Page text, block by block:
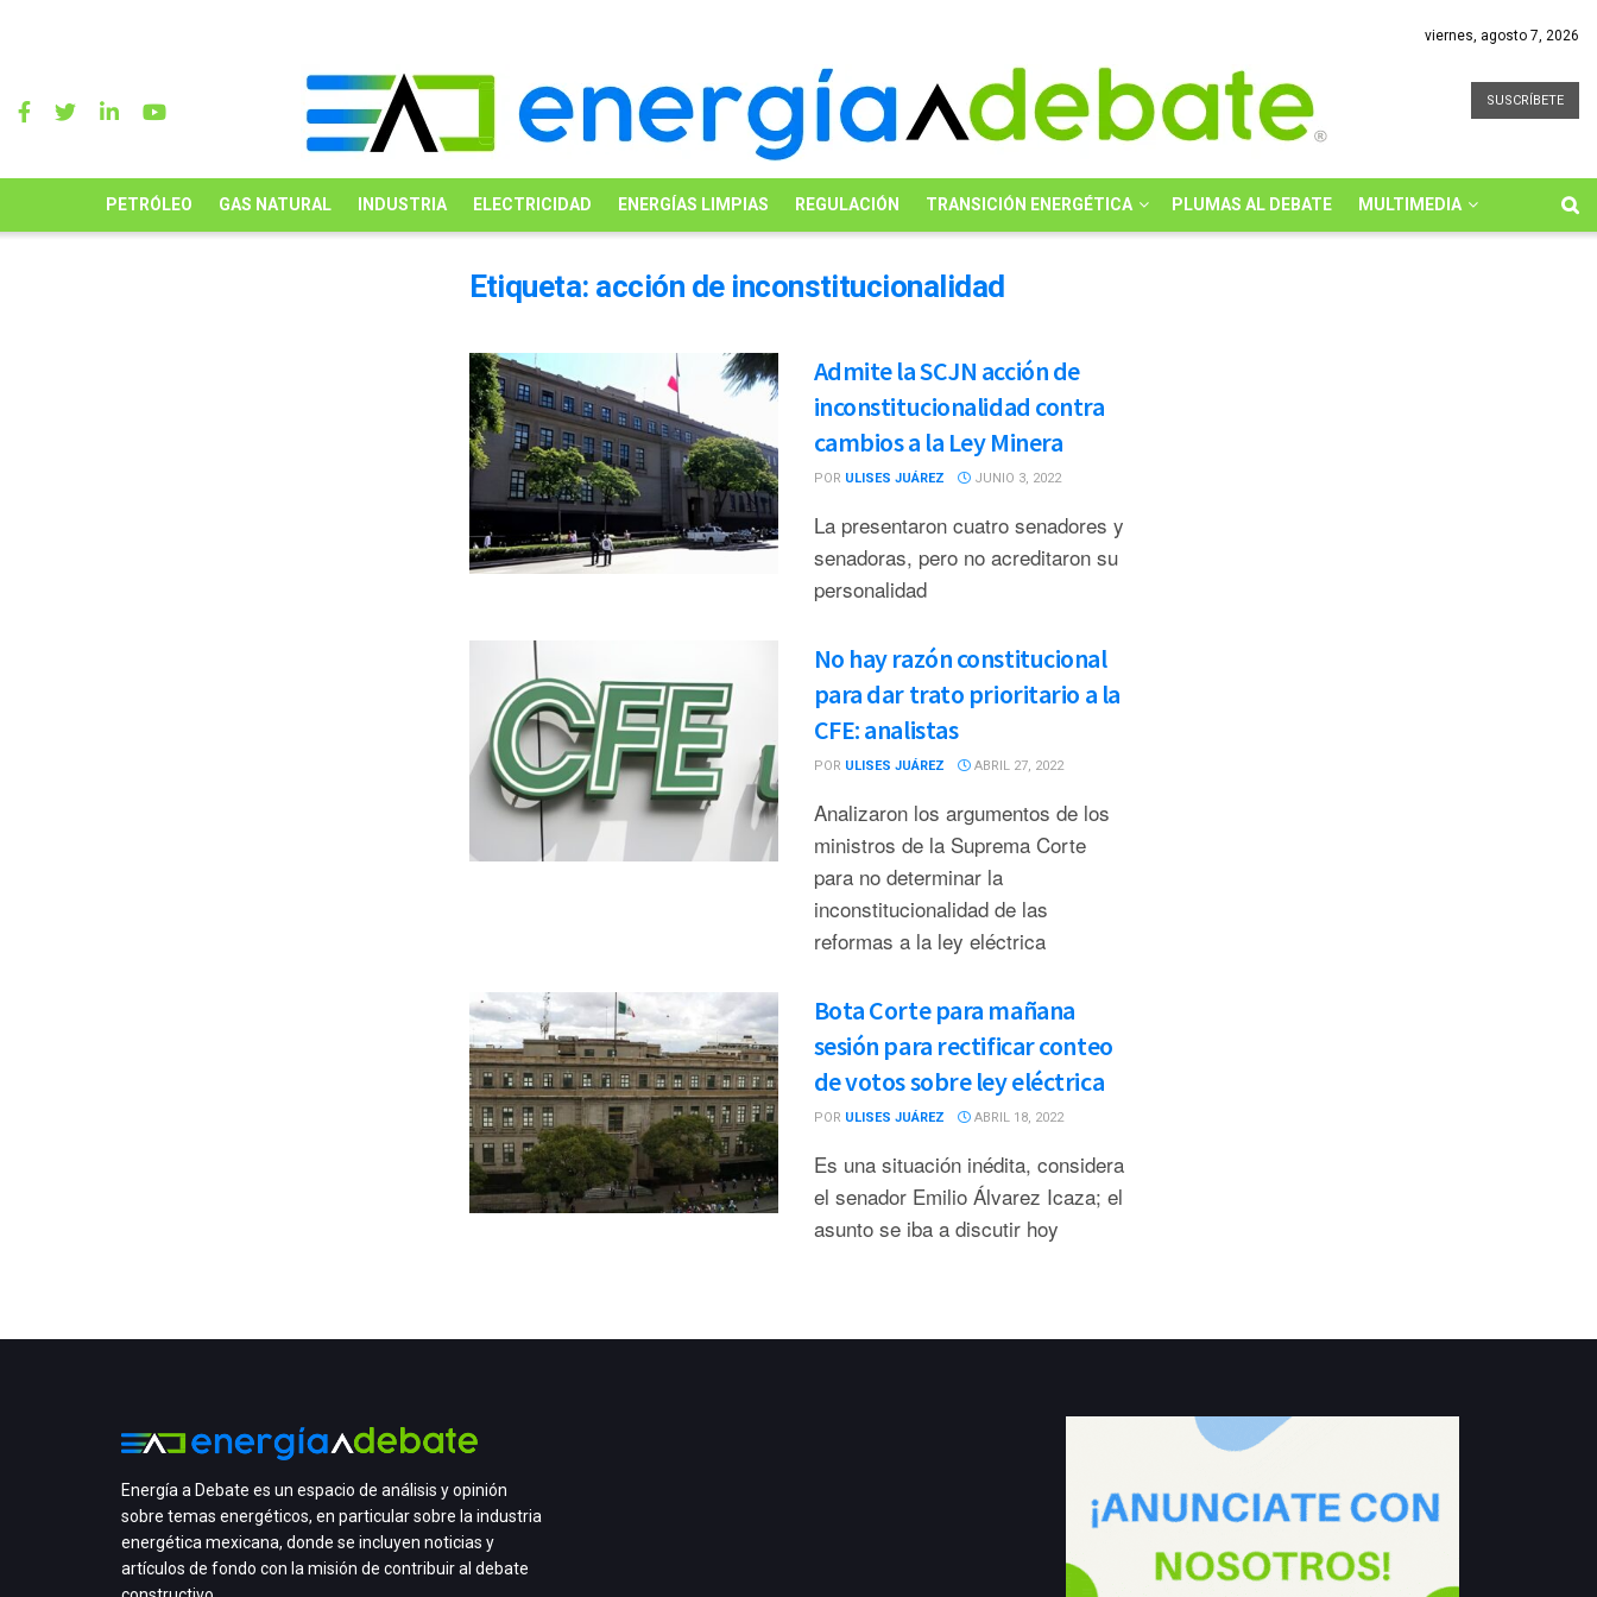
viernes, agosto 7, 2026
SUSCRÍBETE
PETRÓLEO GAS NATURAL INDUSTRIA ELECTRICIDAD ENERGÍAS LIMPIAS REGULACIÓN TRANSICIÓN ENERGÉTICA PLUMAS AL DEBATE MULTIMEDIA
Etiqueta: acción de inconstitucionalidad
Admite la SCJN acción de
inconstitucionalidad contra
cambios a la Ley Minera
POR ULISES JUÁREZ JUNIO 3, 2022
La presentaron cuatro senadores y
senadoras, pero no acreditaron su
personalidad
No hay razón constitucional
para dar trato prioritario a la
CFE: analistas
POR ULISES JUÁREZ ABRIL 27, 2022
Analizaron los argumentos de los
ministros de la Suprema Corte
para no determinar la
inconstitucionalidad de las
reformas a la ley eléctrica
Bota Corte para mañana
sesión para rectificar conteo
de votos sobre ley eléctrica
POR ULISES JUÁREZ ABRIL 18, 2022
Es una situación inédita, considera
el senador Emilio Álvarez Icaza; el
asunto se iba a discutir hoy
Energía a Debate es un espacio de análisis y opinión
sobre temas energéticos, en particular sobre la industria
energética mexicana, donde se incluyen noticias y
artículos de fondo con la misión de contribuir al debate